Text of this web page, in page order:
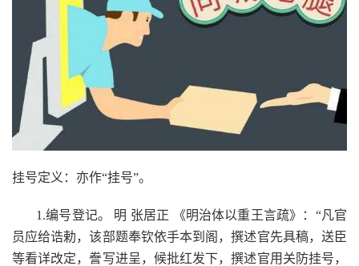
挂号定义：亦作“挂号”。
1.编号登记。 明 张居正 《明治体以重王言疏》：“凡官
员应给诰勅，该部题奉钦依手本到阁，撰述官先具稿，送臣
等看详改定，誊写进呈，候批红发下，撰述官用关防挂号，